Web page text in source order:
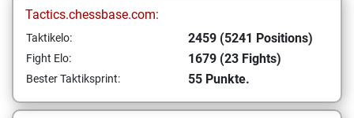
Tactics.chessbase.com:
Taktikelo: 2459 (5241 Positions)
Fight Elo: 1679 (23 Fights)
Bester Taktiksprint: 55 Punkte.